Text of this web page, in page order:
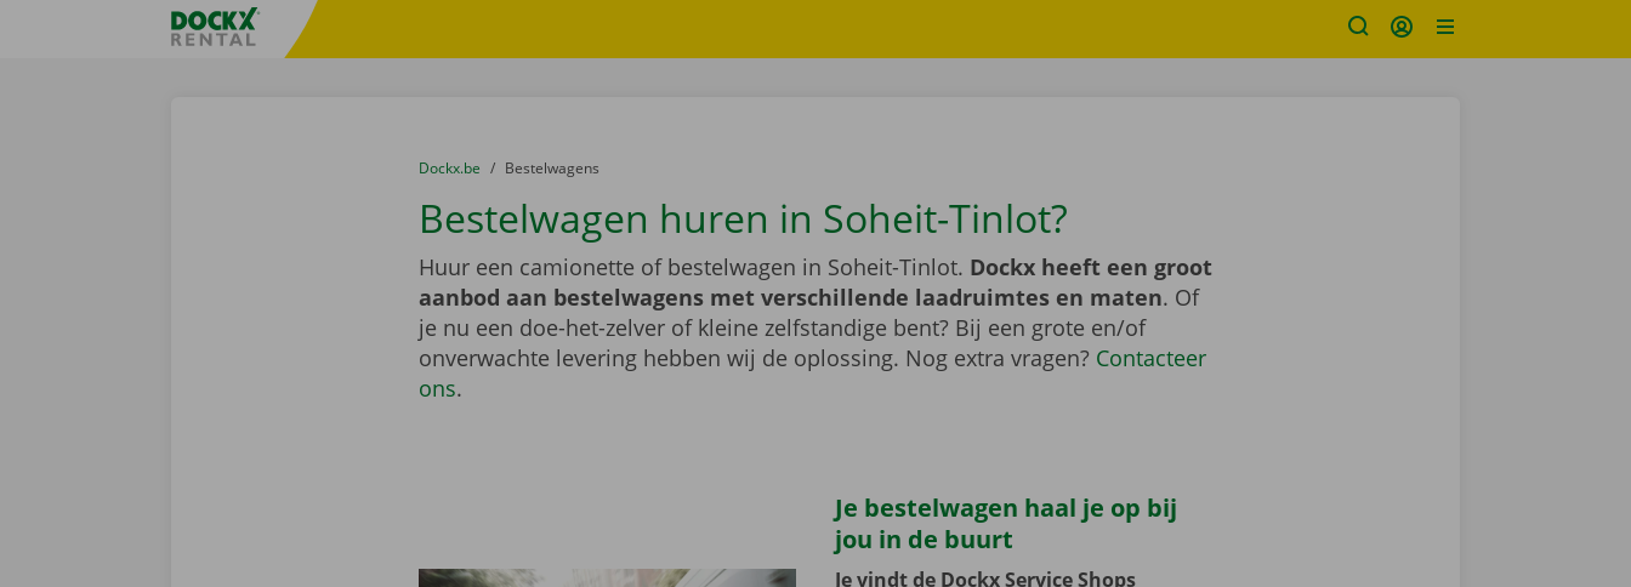
Taalselectie overslaanFratello DEMO
U bevindt zich hier:
van
Dockx.be naar
Bestelwagens
Bestelwagen huren in Soheit-Tinlot?
Huur een camionette of bestelwagen in Soheit-Tinlot. Dockx heeft een groot
aanbod aan bestelwagens met verschillende laadruimtes en maten. Of
je nu een doe-het-zelver of kleine zelfstandige bent? Bij een grote en/of
onverwachte levering hebben wij de oplossing. Nog extra vragen? Contacteer
ons.
Je bestelwagen haal je op bij
jou in de buurt
Je vindt de Dockx Service Shops